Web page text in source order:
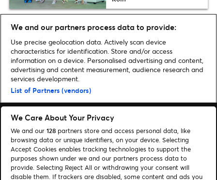
Home»Archiv für Niclas Köster
Suchen
Cookie-Einwilligungstool
We and our partners process data to provide:
Use precise geolocation data. Actively scan device
characteristics for identification. Store and/or access
information on a device. Personalised advertising and content,
advertising and content measurement, audience research and
services development.
List of Partners (vendors)
We Care About Your Privacy
We and our 128 partners store and access personal data, like
browsing data or unique identifiers, on your device. Selecting
Accept Cookies enables tracking technologies to support the
purposes shown under we and our partners process data to
provide. Selecting Reject All or withdrawing your consent will
disable them. If trackers are disabled, some content and ads you